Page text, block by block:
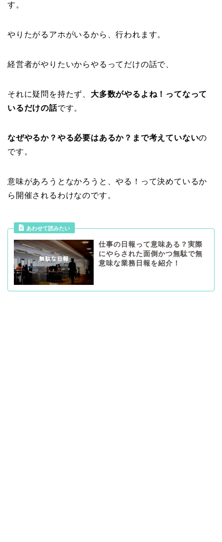
す。
やりたがるアホがいるから、行われます。
経営者がやりたいからやるってだけの話で、
それに疑問を持たず、 大多数がやるよね！ってなって
いるだけの話です。
なぜやるか？やる必要はあるか？まで考えていないの
です。
意味があろうとなかろうと、やる！って決めているか
ら開催されるわけなのです。
あわせて読みたい
仕事の日報って意味ある？実際
にやらされた面倒かつ無駄で無
意味な業務日報を紹介！